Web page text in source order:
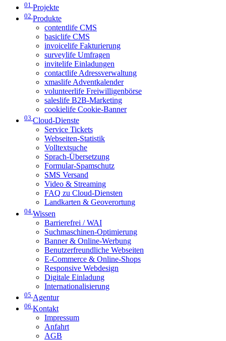
01 Projekte
02 Produkte
contentlife CMS
basiclife CMS
invoicelife Fakturierung
surveylife Umfragen
invitelife Einladungen
contactlife Adressverwaltung
xmaslife Adventkalender
volunteerlife Freiwilligenbörse
saleslife B2B-Marketing
cookielife Cookie-Banner
03 Cloud-Dienste
Service Tickets
Webseiten-Statistik
Volltextsuche
Sprach-Übersetzung
Formular-Spamschutz
SMS Versand
Video & Streaming
FAQ zu Cloud-Diensten
Landkarten & Geoverortung
04 Wissen
Barrierefrei / WAI
Suchmaschinen-Optimierung
Banner & Online-Werbung
Benutzerfreundliche Webseiten
E-Commerce & Online-Shops
Responsive Webdesign
Digitale Einladung
Internationalisierung
05 Agentur
06 Kontakt
Impressum
Anfahrt
AGB